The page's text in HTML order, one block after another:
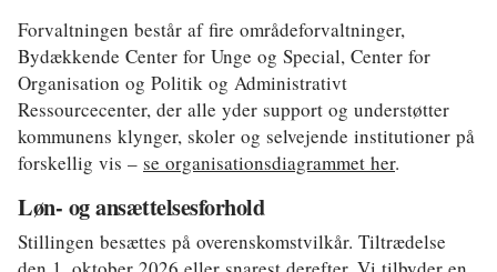
Forvaltningen består af fire områdeforvaltninger,
Bydækkende Center for Unge og Special, Center for
Organisation og Politik og Administrativt
Ressourcecenter, der alle yder support og understøtter
kommunens klynger, skoler og selvejende institutioner på
forskellig vis – se organisationsdiagrammet her.
Løn- og ansættelsesforhold
Stillingen besættes på overenskomstvilkår. Tiltrædelse